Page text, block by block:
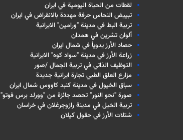
لقطات من الحياة اليومية في ايران
تبييض النحاس حرفة مهددة بالانقراض في ايران
تربية البط في مدينة "ورامين" الايرانية
ألوان تشرين في همدان
حصاد الأرز يدوياً في شمال ايران
زراعة الأرز في مدينة "سواد كوه" الايرانية
التوظيف الذاتي في تربية الجمال /صور
مزارع العلق الطبي تجارة ايرانية جديدة
سباق الخيول في مدينة كنبد كاووس شمال ايران
صورة "نحو النور" تحصد جائزة من "وورلد برس فوتو"
تربية الخيل في مدينة رازوجرغلان في خراسان
شتلات الأرز في حقول كيلان